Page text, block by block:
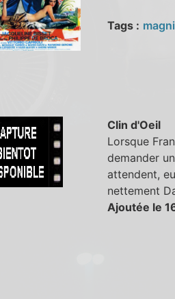
Tags :
Clin d'Oeil
Lorsque
demander
attendent,
nettement
Ajoutée le